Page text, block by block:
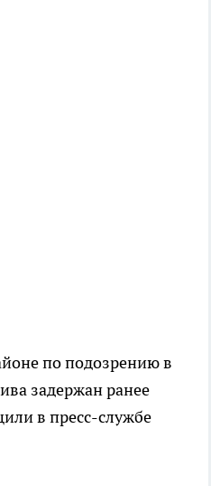
по подозрению в
задержан ранее
в пресс-службе